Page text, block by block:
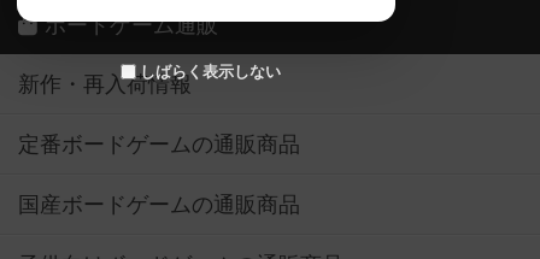
しばらく表示しない
ボードゲーム通販
新作・再入荷情報
定番ボードゲームの通販商品
国産ボードゲームの通販商品